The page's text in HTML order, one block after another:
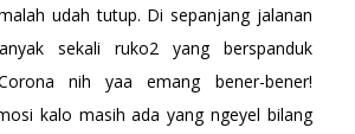
udah tutup. Di sepanjang jalanan
sekali ruko2 yang berspanduk
nih yaa emang bener-bener!
kalo masih ada yang ngeyel bilang